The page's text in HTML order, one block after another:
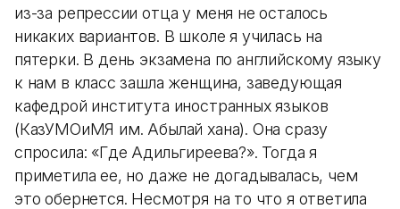
из-за репрессии отца у меня не осталось
никаких вариантов. В школе я училась на
пятерки. В день экзамена по английскому языку
к нам в класс зашла женщина, заведующая
кафедрой института иностранных языков
(КазУМОиМЯ им. Абылай хана). Она сразу
спросила: «Где Адильгиреева?». Тогда я
приметила ее, но даже не догадывалась, чем
это обернется. Несмотря на то что я ответила